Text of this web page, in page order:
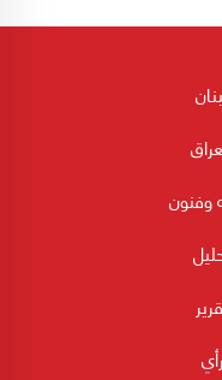
وفنون
رأي